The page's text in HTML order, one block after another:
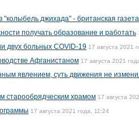
джихада" - британская газета
получать образование и работать
двух больных COVID-19 17 августа 2021
Афганистаном 17 августа 2021
явлением, суть движения не
старообрядческим храмом 17 августа
17 августа 2021 года, 11:24